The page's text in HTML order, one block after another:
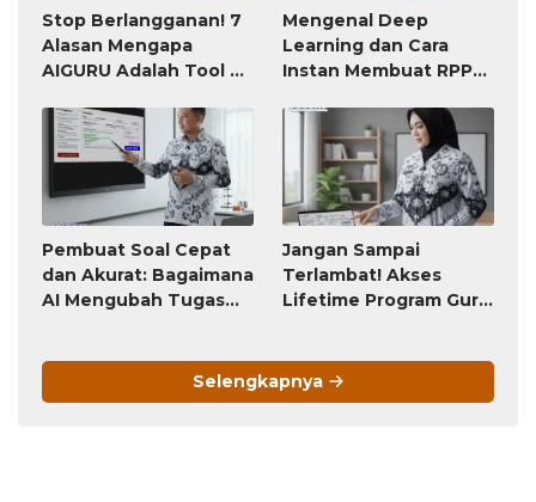
Stop Berlangganan! 7
Alasan Mengapa
AIGURU Adalah Tool AI
Worth It (Bayar 79
Ribu, Untung Seumur
Mengenal Deep
Learning dan Cara
Instan Membuat RPP
Pembuat Soal Cepat
dan Akurat: Bagaimana
AI Mengubah Tugas
Jangan Sampai
Terlambat! Akses
Lifetime Program Guru
Berubah Menjadi
Langganan Bulanan
Selengkapnya